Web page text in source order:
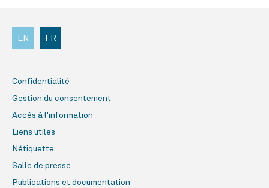
Confidentialité
Gestion du consentement
Accès à l'information
Liens utiles
Nétiquette
Salle de presse
Publications et documentation
EN FR